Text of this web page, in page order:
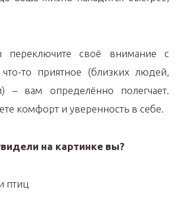
переключите своё внимание с
то приятное (близких людей,
– вам определённо полегчает.
комфорт и уверенность в себе.
на картинке вы?
птиц